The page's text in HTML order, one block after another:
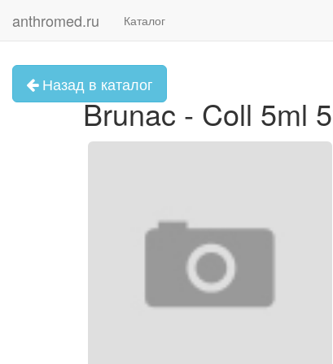
anthromed.ru Каталог
Назад в каталог
Brunac - Coll 5ml